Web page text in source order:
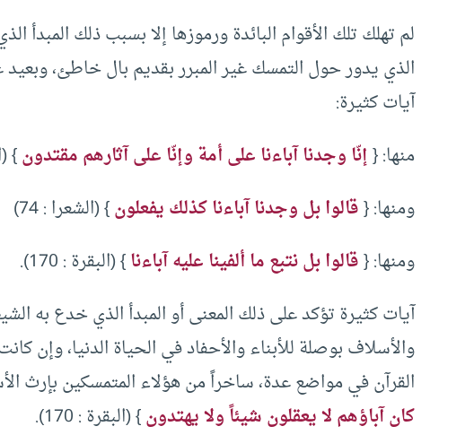
لم تهلك تلك الأقوام البائدة ورموزها إلا بسبب ذلك المبدأ
الذي يدور حول التمسك غير المبرر بقديم بال خاطئ،
آيات كثيرة:
منها: {إنّا وجدنا آباءنا على أمة وإنّا على آثارهم مقتدون}
ومنها: {قالوا بل وجدنا آباءنا كذلك يفعلون} (الشعرا : 74)
ومنها: {قالوا بل نتبع ما ألفينا عليه آباءنا} (البقرة : 170).
آيات كثيرة تؤكد على ذلك المعنى أو المبدأ الذي خدع به
والأسلاف بوصلة للأبناء والأحفاد في الحياة الدنيا، وإن
القرآن في مواضع عدة، ساخراً من هؤلاء المتمسكين بإرث
كان آباؤهم لا يعقلون شيئاً ولا يهتدون} (البقرة : 170).